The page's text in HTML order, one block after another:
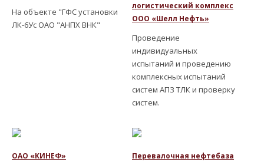
На объекте "ГФС установки
ЛК-6Ус ОАО "АНПХ ВНК"
логистический комплекс
ООО «Шелл Нефть»
Проведение
индивидуальных
испытаний и проведению
комплексных испытаний
систем АПЗ ТЛК и проверку
систем.
ОАО «КИНЕФ»
Перевалочная нефтебаза